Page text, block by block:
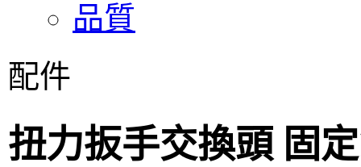
品質
配件
扭力扳手交換頭 固